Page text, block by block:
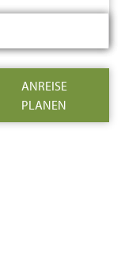
ANREISE
PLANEN